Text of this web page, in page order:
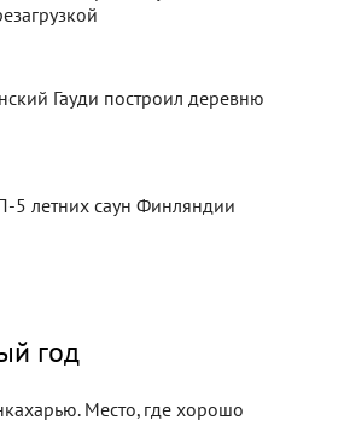
Гауди построил деревню
5 летних саун Финляндии
год
Место, где хорошо